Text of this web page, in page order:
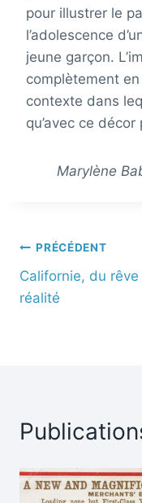
pour illustrer le
l’adolescence
jeune garçon.
complètement
contexte dans
qu’avec ce
Marylène
PRÉCÉDENT
Californie, du rêve
réalité